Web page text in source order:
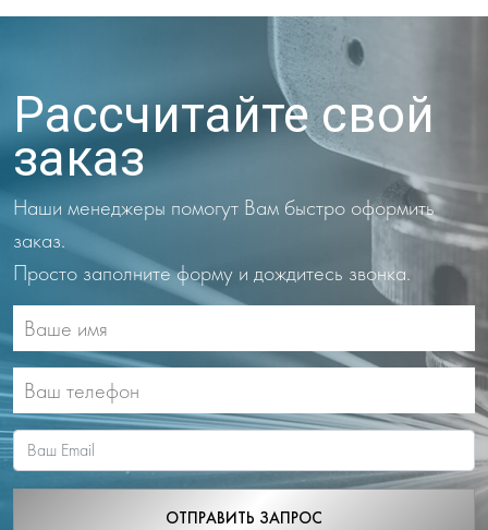
Рассчитайте свой
заказ
Наши менеджеры помогут Вам быстро оформить
заказ.
Просто заполните форму и дождитесь звонка.
ОТПРАВИТЬ ЗАПРОС